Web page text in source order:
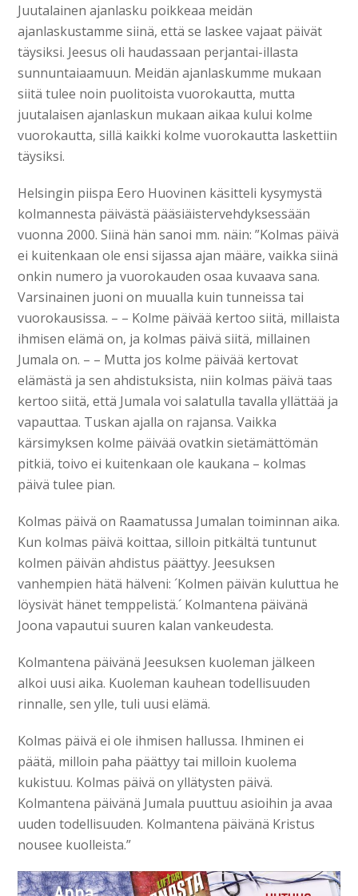
Juutalainen ajanlasku poikkeaa meidän
ajanlaskustamme siinä, että se laskee vajaat päivät
täysiksi. Jeesus oli haudassaan perjantai-illasta
sunnuntaiaamuun. Meidän ajanlaskumme mukaan
siitä tulee noin puolitoista vuorokautta, mutta
juutalaisen ajanlaskun mukaan aikaa kului kolme
vuorokautta, sillä kaikki kolme vuorokautta laskettiin
täysiksi.
Helsingin piispa Eero Huovinen käsitteli kysymystä
kolmannesta päivästä pääsiäistervehdyksessään
vuonna 2000. Siinä hän sanoi mm. näin: ”Kolmas päivä
ei kuitenkaan ole ensi sijassa ajan määre, vaikka siinä
onkin numero ja vuorokauden osaa kuvaava sana.
Varsinainen juoni on muualla kuin tunneissa tai
vuorokausissa. – – Kolme päivää kertoo siitä, millaista
ihmisen elämä on, ja kolmas päivä siitä, millainen
Jumala on. – – Mutta jos kolme päivää kertovat
elämästä ja sen ahdistuksista, niin kolmas päivä taas
kertoo siitä, että Jumala voi salatulla tavalla yllättää ja
vapauttaa. Tuskan ajalla on rajansa. Vaikka
kärsimyksen kolme päivää ovatkin sietämättömän
pitkiä, toivo ei kuitenkaan ole kaukana – kolmas
päivä tulee pian.
Kolmas päivä on Raamatussa Jumalan toiminnan aika.
Kun kolmas päivä koittaa, silloin pitkältä tuntunut
kolmen päivän ahdistus päättyy. Jeesuksen
vanhempien hätä hälveni: ´Kolmen päivän kuluttua he
löysivät hänet temppelistä.´ Kolmantena päivänä
Joona vapautui suuren kalan vankeudesta.
Kolmantena päivänä Jeesuksen kuoleman jälkeen
alkoi uusi aika. Kuoleman kauhean todellisuuden
rinnalle, sen ylle, tuli uusi elämä.
Kolmas päivä ei ole ihmisen hallussa. Ihminen ei
päätä, milloin paha päättyy tai milloin kuolema
kukistuu. Kolmas päivä on yllätysten päivä.
Kolmantena päivänä Jumala puuttuu asioihin ja avaa
uuden todellisuuden. Kolmantena päivänä Kristus
nousee kuolleista.”